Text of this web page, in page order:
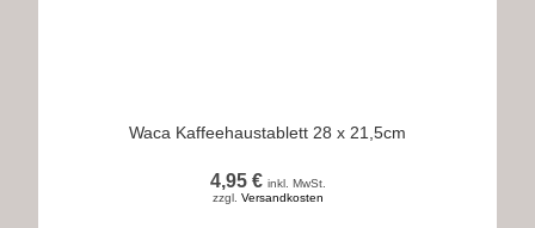
Waca Kaffeehaustablett 28 x 21,5cm
4,95 € inkl. MwSt.
zzgl. Versandkosten